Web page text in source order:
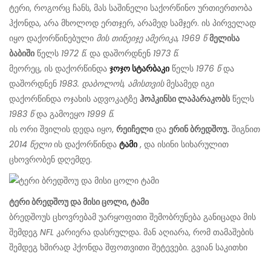
ტერი, როგორც ჩანს, მას საშინელი საქორწინო ურთიერთობა
ჰქონდა, არა მხოლოდ ერთჯერ, არამედ სამჯერ. ის პირველად
იყო დაქორწინებული მის თინეიჯე ამერიკა, 1969 წ მელისა
ბაბიში წელს 1972 წ. და დაშორდნენ 1973 წ.
მეორეც, ის დაქორწინდა ჯოჯო სტარბაკი წელს 1976 წდა
დაშორდნენ 1983. დაბოლოს, ამისთვის მესამედ იგი
დაქორწინდა ოჯახის ადვოკატზე ჰოპკინსი ლაპარაკობსწელს
1983 წდა გამოეყო 1999 წ.
ის ორი შვილის დედა იყო, რეიჩელი და ერინ ბრედშოუ. შიგნით
2014 წელიის დაქორწინდა ტამი , და ისინი სიხარულით
ცხოვრობენ დღემდე.
ტერი ბრედშოუ და მისი ცოლი, ტამი
ბრედშოუს ცხოვრებამ უარყოფითი შემობრუნება განიცადა მის
შემდეგ NFL კარიერა დასრულდა. მან აღიარა, რომ თამაშების
შემდეგ ხშირად ჰქონდა შფოთვითი შეტევები. გვიან საკითხი